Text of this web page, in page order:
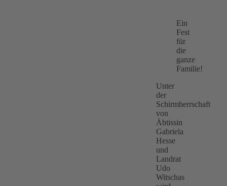
Ein
Fest
für
die
ganze
Familie!
Unter
der
Schirmherrschaft
von
Äbtissin
Gabriela
Hesse
und
Landrat
Udo
Witschas